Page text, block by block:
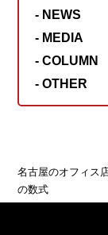
- NEWS
- MEDIA
- COLUMN
- OTHER
名古屋のオフィス
の数式